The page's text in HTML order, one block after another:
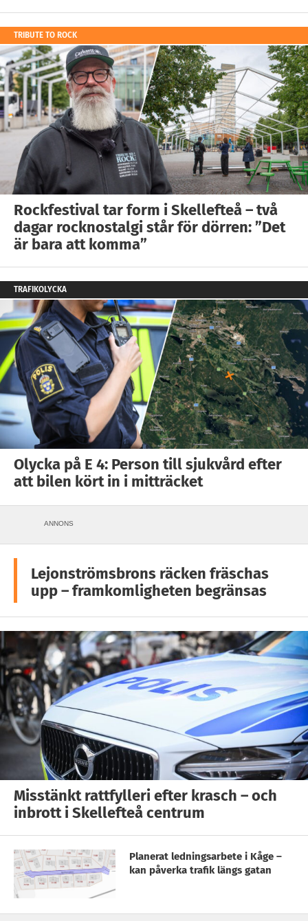
TRIBUTE TO ROCK
Rockfestival tar form i Skellefteå – två
dagar rocknostalgi står för dörren: ”Det
är bara att komma”
TRAFIKOLYCKA
Olycka på E 4: Person till sjukvård efter
att bilen kört in i mitträcket
ANNONS
Lejonströmsbrons räcken fräschas
upp – framkomligheten begränsas
Misstänkt rattfylleri efter krasch – och
inbrott i Skellefteå centrum
Planerat ledningsarbete i Kåge –
kan påverka trafik längs gatan